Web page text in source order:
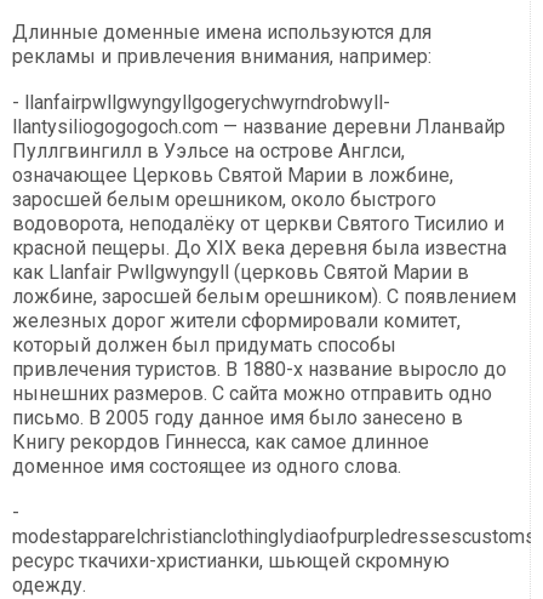
Длинные доменные имена используются для
рекламы и привлечения внимания, например:
- llanfairpwllgwyngyllgogerychwyrndrobwyll-
llantysiliogogogoch.com — название деревни Лланвайр
Пуллгвингилл в Уэльсе на острове Англси,
означающее Церковь Святой Марии в ложбине,
заросшей белым орешником, около быстрого
водоворота, неподалёку от церкви Святого Тисилио и
красной пещеры. До XIX века деревня была известна
как Llanfair Pwllgwyngyll (церковь Святой Марии в
ложбине, заросшей белым орешником). С появлением
железных дорог жители сформировали комитет,
который должен был придумать способы
привлечения туристов. В 1880-х название выросло до
нынешних размеров. С сайта можно отправить одно
письмо. В 2005 году данное имя было занесено в
Книгу рекордов Гиннесса, как самое длинное
доменное имя состоящее из одного слова.
-
ресурс ткачихи-христианки, шьющей скромную
одежду.